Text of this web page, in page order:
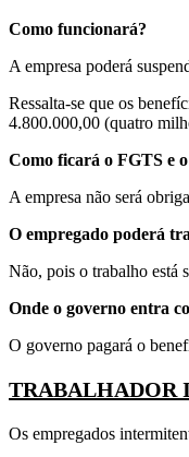
Como funcionará?
A empresa poderá
Ressalta-se que os
4.800.000,00 (quatro
Como ficará o FGTS e
A empresa não será
O empregado poderá
Não, pois o trabalho está
Onde o governo entra
O governo pagará o
TRABALHADOR
Os empregados